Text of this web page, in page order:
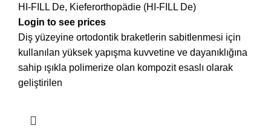
HI-FILL De, Kieferorthopädie (HI-FILL De)
Login to see prices
Diş yüzeyine ortodontik braketlerin sabitlenmesi için
kullanılan yüksek yapışma kuvvetine ve dayanıklığına
sahip ışıkla polimerize olan kompozit esaslı olarak
geliştirilen